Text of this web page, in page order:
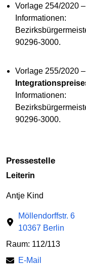
Vorlage 254/2020 –
Informationen:
90296-3000.
Vorlage 255/2020 –
Informationen:
90296-3000.
Pressestelle
Leiterin
Antje Kind
Möllendorffstr. 6
10367 Berlin
Raum: 112/113
E-Mail